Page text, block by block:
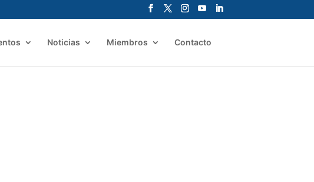
Noticias Miembros Contacto